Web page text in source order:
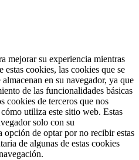
mejorar su experiencia mientras
cookies, las cookies que se
en su navegador, ya que
de las funcionalidades básicas
cookies de terceros que nos
utiliza este sitio web. Estas
solo con su
opción de optar por no recibir estas
de algunas de estas cookies